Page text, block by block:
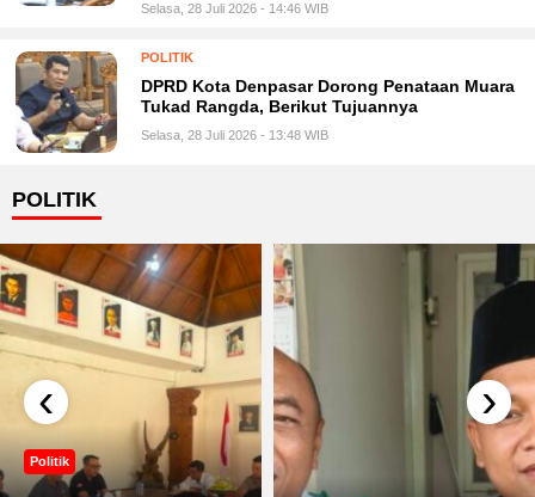
Selasa, 28 Juli 2026 - 14:46 WIB
POLITIK
DPRD Kota Denpasar Dorong Penataan Muara
Tukad Rangda, Berikut Tujuannya
Selasa, 28 Juli 2026 - 13:48 WIB
POLITIK
Politik
‹ ›